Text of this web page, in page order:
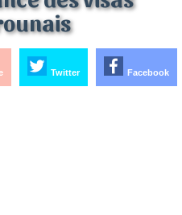
Facebook
Twitter